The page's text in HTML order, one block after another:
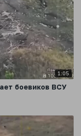
1:05
боевиков ВСУ